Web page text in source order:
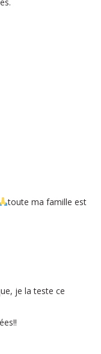
toute ma famille est
je la teste ce